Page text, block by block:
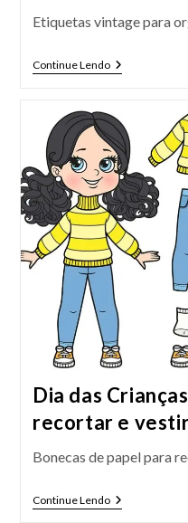
Etiquetas vintage para
Continue LendoEtiquetas
Organizadoras
Dia das
recortar e
Bonecas de papel para
Continue LendoDia
Das